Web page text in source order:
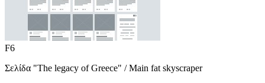
F6
Σελίδα "The legacy of Greece" / Main fat skyscraper